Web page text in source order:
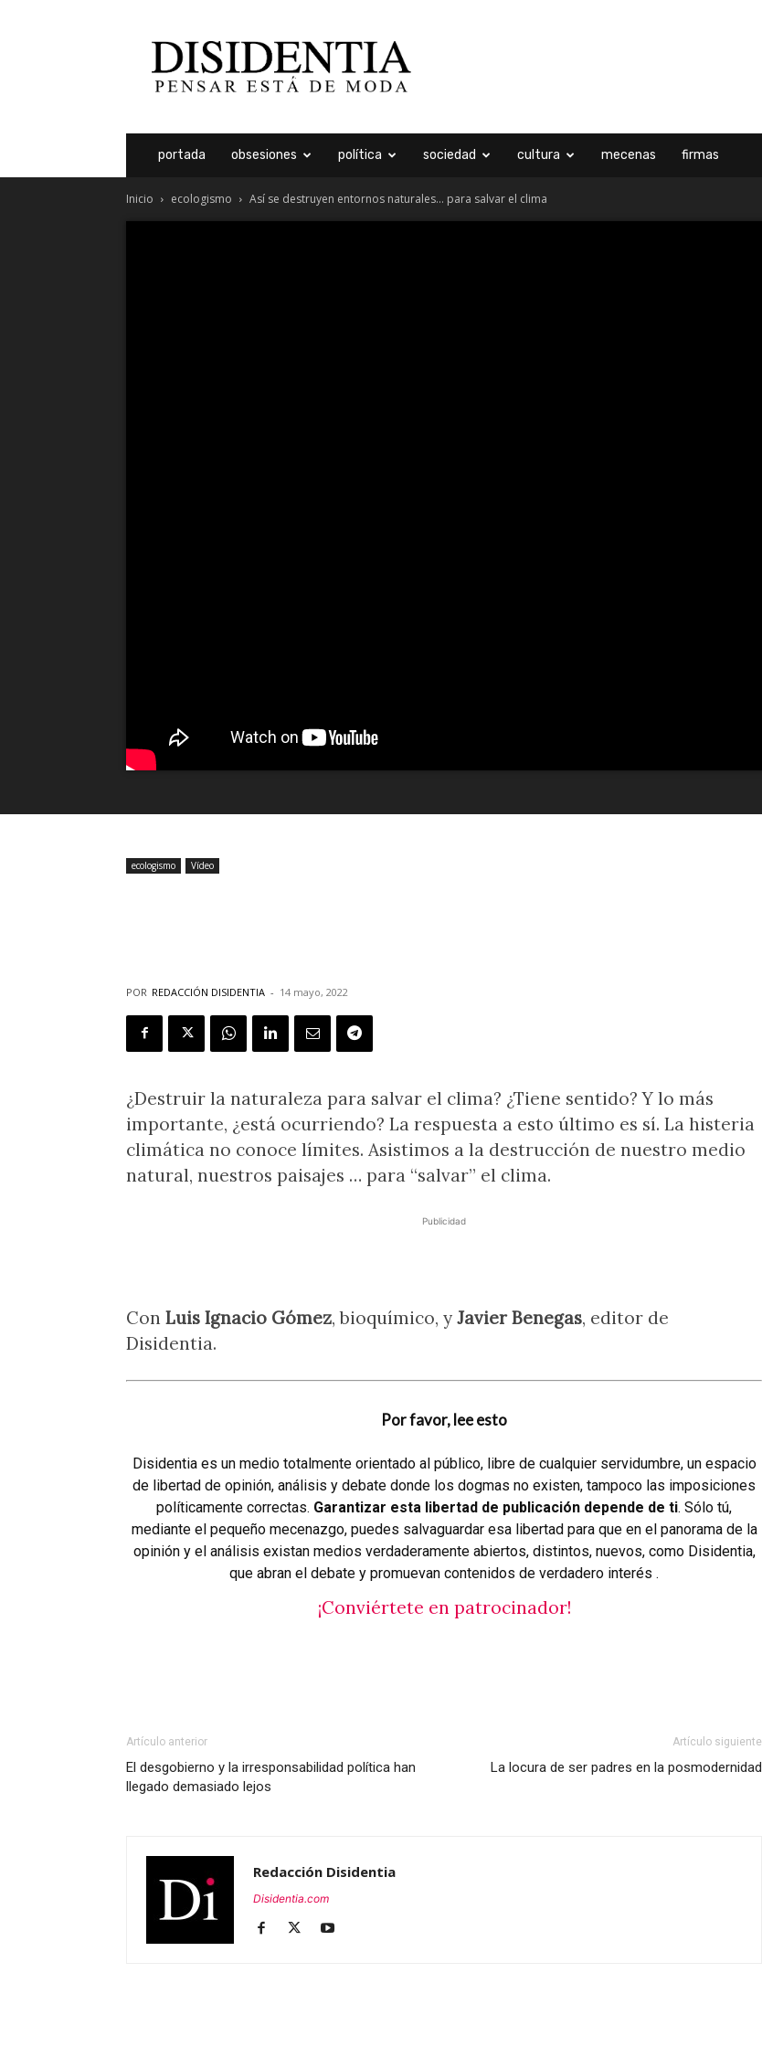
portada obsesiones política sociedad cultura mecenas firmas
Inicio ecologismo Así se destruyen entornos naturales… para salvar el clima
ecologismo Vídeo
POR REDACCIÓN DISIDENTIA - 14 mayo, 2022
¿Destruir la naturaleza para salvar el clima? ¿Tiene sentido? Y lo más
importante, ¿está ocurriendo? La respuesta a esto último es sí. La histeria
climática no conoce límites. Asistimos a la destrucción de nuestro medio
natural, nuestros paisajes … para “salvar” el clima.
Publicidad
Con Luis Ignacio Gómez, bioquímico, y Javier Benegas, editor de
Disidentia.
Por favor, lee esto
Disidentia es un medio totalmente orientado al público, libre de cualquier servidumbre, un espacio
de libertad de opinión, análisis y debate donde los dogmas no existen, tampoco las imposiciones
políticamente correctas. Garantizar esta libertad de publicación depende de ti. Sólo tú,
mediante el pequeño mecenazgo, puedes salvaguardar esa libertad para que en el panorama de la
opinión y el análisis existan medios verdaderamente abiertos, distintos, nuevos, como Disidentia,
que abran el debate y promuevan contenidos de verdadero interés .
¡Conviértete en patrocinador!
Artículo anterior
El desgobierno y la irresponsabilidad política han
llegado demasiado lejos
Artículo siguiente
La locura de ser padres en la posmodernidad
Redacción Disidentia
Disidentia.com